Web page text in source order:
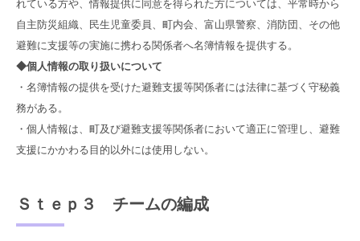
れている方や、情報提供に同意を得られた方については、平常時から
自主防災組織、民生児童委員、町内会、富山県警察、消防団、その他
避難に支援等の実施に携わる関係者へ名簿情報を提供する。
◆個人情報の取り扱いについて
・名簿情報の提供を受けた避難支援等関係者には法律に基づく守秘義
務がある。
・個人情報は、町及び避難支援等関係者において適正に管理し、避難
支援にかかわる目的以外には使用しない。
Ｓｔｅｐ３ チームの編成